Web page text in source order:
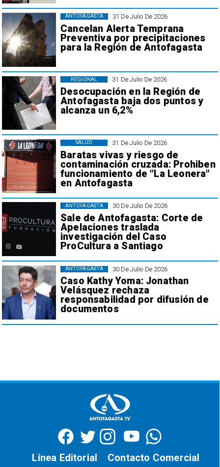
31 De Julio De 2026
Cancelan Alerta Temprana
Preventiva por precipitaciones
para la Región de Antofagasta
ANTOFAGASTA
31 De Julio De 2026
Desocupación en la Región de
Antofagasta baja dos puntos y
alcanza un 6,2%
REGIONAL
31 De Julio De 2026
Baratas vivas y riesgo de
contaminación cruzada: Prohiben
funcionamiento de "La Leonera"
en Antofagasta
SALUD
30 De Julio De 2026
Sale de Antofagasta: Corte de
Apelaciones traslada
investigación del Caso
ProCultura a Santiago
ANTOFAGASTA
30 De Julio De 2026
Caso Kathy Yoma: Jonathan
Velásquez rechaza
responsabilidad por difusión de
documentos
ANTOFAGASTA
Contacto Comercial
Línea Editorial